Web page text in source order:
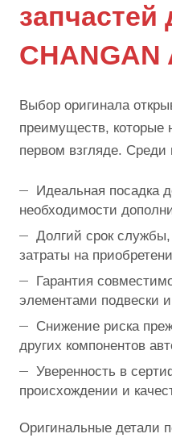
запчастей
CHANGAN
Выбор оригинала
преимуществ, которые
первом взгляде. Среди
Идеальная посадка
необходимости
Долгий срок
затраты на
Гарантия
элементами подвески
Снижение риска
других компонентов
Уверенность в
происхождении и
Оригинальные детали